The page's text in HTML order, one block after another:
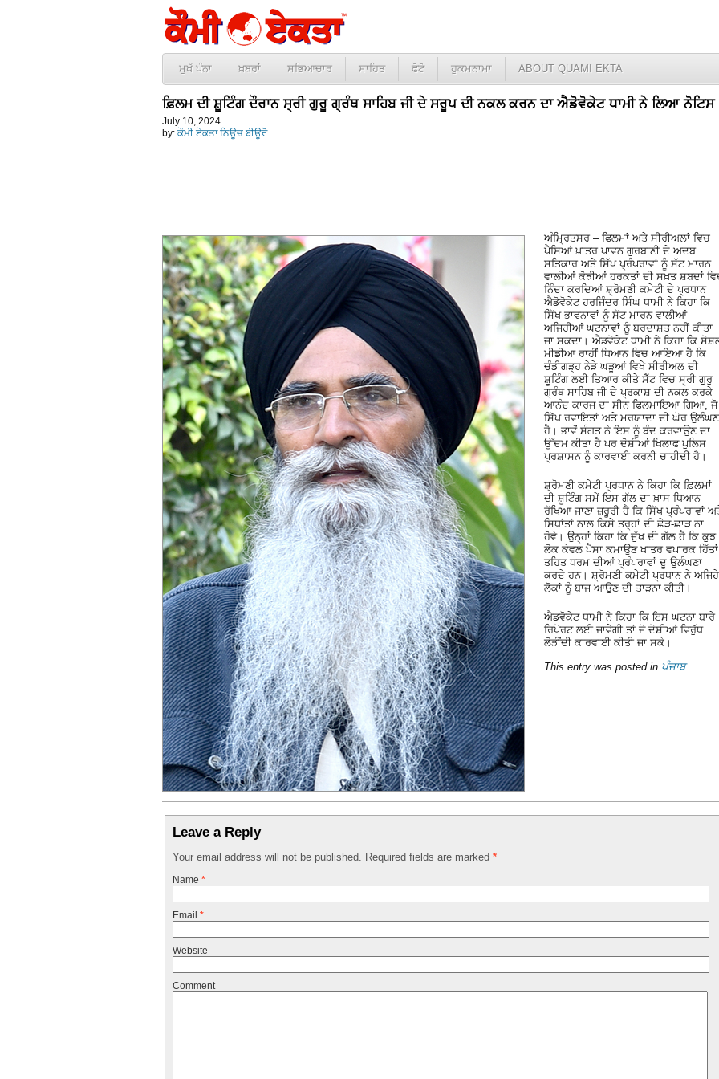
ਮੁਖੱ ਪੰਨਾ ਖ਼ਬਰਾਂ ਸਭਿਆਚਾਰ ਸਾਹਿਤ ਫੋਟੋ ਹੁਕਮਨਾਮਾ ABOUT QUAMI EKTA
ਫ਼ਿਲਮ ਦੀ ਸ਼ੂਟਿੰਗ ਦੌਰਾਨ ਸ੍ਰੀ ਗੁਰੂ ਗ੍ਰੰਥ ਸਾਹਿਬ ਜੀ ਦੇ ਸਰੂਪ ਦੀ ਨਕਲ ਕਰਨ ਦਾ ਐਡੋਵੋਕੇਟ ਧਾਮੀ ਨੇ ਲਿਆ ਨੋਟਿਸ
July 10, 2024
by: ਕੌਮੀ ਏਕਤਾ ਨਿਊਜ਼ ਬੀਊਰੋ
ਅੰਮ੍ਰਿਤਸਰ – ਫਿਲਮਾਂ ਅਤੇ ਸੀਰੀਅਲਾਂ ਵਿਚ
ਪੈਸਿਆਂ ਖ਼ਾਤਰ ਪਾਵਨ ਗੁਰਬਾਣੀ ਦੇ ਅਦਬ
ਸਤਿਕਾਰ ਅਤੇ ਸਿੱਖ ਪ੍ਰੰਪਰਾਵਾਂ ਨੂੰ ਸੱਟ ਮਾਰਨ
ਵਾਲੀਆਂ ਕੋਝੀਆਂ ਹਰਕਤਾਂ ਦੀ ਸਖ਼ਤ ਸ਼ਬਦਾਂ
ਨਿੰਦਾ ਕਰਦਿਆਂ ਸ਼੍ਰੋਮਣੀ ਕਮੇਟੀ ਦੇ ਪ੍ਰਧਾਨ
ਐਡੋਵੋਕੇਟ ਹਰਜਿੰਦਰ ਸਿੰਘ ਧਾਮੀ ਨੇ ਕਿਹਾ ਕਿ
ਸਿੱਖ ਭਾਵਨਾਵਾਂ ਨੂੰ ਸੱਟ ਮਾਰਨ ਵਾਲੀਆਂ
ਅਜਿਹੀਆਂ ਘਟਨਾਵਾਂ ਨੂੰ ਬਰਦਾਸ਼ਤ ਨਹੀਂ ਕੀਤਾ
ਜਾ ਸਕਦਾ। ਐਡਵੋਕੇਟ ਧਾਮੀ ਨੇ ਕਿਹਾ ਕਿ
ਮੀਡੀਆ ਰਾਹੀਂ ਧਿਆਨ ਵਿਚ ਆਇਆ ਹੈ ਕਿ
ਚੰਡੀਗੜ੍ਹ ਨੇੜੇ ਘੜੂਆਂ ਵਿਖੇ ਸੀਰੀਅਲ ਦੀ
ਸ਼ੂਟਿੰਗ ਲਈ ਤਿਆਰ ਕੀਤੇ ਸੈੱਟ ਵਿਚ ਸ੍ਰੀ ਗੁਰੁ
ਗ੍ਰੰਥ ਸਾਹਿਬ ਜੀ ਦੇ ਪ੍ਰਕਾਸ਼ ਦੀ ਨਕਲ ਕਰਕੇ
ਆਨੰਦ ਕਾਰਜ ਦਾ ਸੀਨ ਫਿਲਮਾਇਆ ਗਿਆ, ਜੋ
ਸਿੱਖ ਰਵਾਇਤਾਂ ਅਤੇ ਮਰਯਾਦਾ ਦੀ ਘੋਰ
ਹੈ। ਭਾਵੇਂ ਸੰਗਤ ਨੇ ਇਸ ਨੂੰ ਬੰਦ ਕਰਵਾਉਣ ਦਾ
ਉੱਦਮ ਕੀਤਾ ਹੈ ਪਰ ਦੋਸ਼ੀਆਂ ਖਿਲਾਫ ਪੁਲਿਸ
ਪ੍ਰਸ਼ਾਸਨ ਨੂੰ ਕਾਰਵਾਈ ਕਰਨੀ ਚਾਹੀਦੀ ਹੈ।
ਸ਼੍ਰੋਮਣੀ ਕਮੇਟੀ ਪ੍ਰਧਾਨ ਨੇ ਕਿਹਾ ਕਿ ਫ਼ਿਲਮਾਂ
ਦੀ ਸ਼ੂਟਿੰਗ ਸਮੇਂ ਇਸ ਗੱਲ ਦਾ ਖ਼ਾਸ ਧਿਆਨ
ਰੱਖਿਆ ਜਾਣਾ ਜ਼ਰੂਰੀ ਹੈ ਕਿ ਸਿੱਖ ਪ੍ਰੰਪਰਾਵਾਂ
ਸਿਧਾਂਤਾਂ ਨਾਲ ਕਿਸੇ ਤਰ੍ਹਾਂ ਦੀ ਛੇੜ-ਛਾੜ ਨਾ
ਹੋਵੇ। ਉਨ੍ਹਾਂ ਕਿਹਾ ਕਿ ਦੁੱਖ ਦੀ ਗੱਲ ਹੈ ਕਿ ਕੁਝ
ਲੋਕ ਕੇਵਲ ਪੈਸਾ ਕਮਾਉਣ ਖਾਤਰ ਵਪਾਰਕ ਹਿੱਤਾਂ
ਤਹਿਤ ਧਰਮ ਦੀਆਂ ਪ੍ਰੰਪਰਾਵਾਂ ਦੂ ਉਲੰਘਣਾ
ਕਰਦੇ ਹਨ। ਸ਼੍ਰੋਮਣੀ ਕਮੇਟੀ ਪ੍ਰਧਾਨ ਨੇ ਅਜਿਹੇ
ਲੋਕਾਂ ਨੂੰ ਬਾਜ ਆਉਣ ਦੀ ਤਾੜਨਾ ਕੀਤੀ।
ਐਡਵੋਕੇਟ ਧਾਮੀ ਨੇ ਕਿਹਾ ਕਿ ਇਸ ਘਟਨਾ ਬਾਰੇ
ਰਿਪੋਰਟ ਲਈ ਜਾਵੇਗੀ ਤਾਂ ਜੋ ਦੋਸ਼ੀਆਂ ਵਿਰੁੱਧ
ਲੋੜੀਂਦੀ ਕਾਰਵਾਈ ਕੀਤੀ ਜਾ ਸਕੇ।
This entry was posted in ਪੰਜਾਬ.
Leave a Reply
Your email address will not be published. Required fields are marked *
Name *
Email *
Website
Comment